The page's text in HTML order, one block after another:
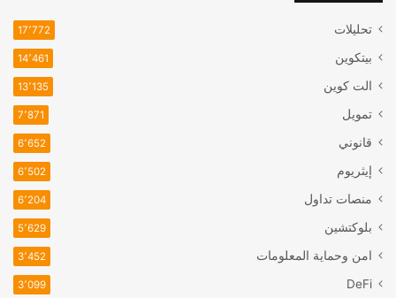
تحليلات 17٬772
بيتكوين 14٬461
الت كوين 13٬135
تمويل 7٬871
قانوني 6٬652
إيثريوم 6٬502
منصات تداول 6٬204
بلوكتشين 5٬629
امن وحماية المعلومات 3٬452
DeFi 3٬099